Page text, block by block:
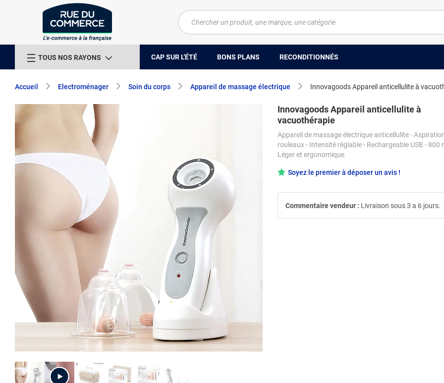
TOUS NOS RAYONS CAP SUR L'ÉTÉ BONS PLANS RECONDITIONNÉS
Accueil Electroménager Soin du corps Appareil de massage électrique Innovagoods Appareil anticellulite à
Innovagoods Appareil anticellulite à
vacuothérapie
Appareil de massage électrique anticellulite -
rouleaux - Intensité réglable - Rechargeable USB - 800
Léger et ergonomique
Soyez le premier à déposer un avis !
Commentaire vendeur : Livraison sous 3 a 6 jours.